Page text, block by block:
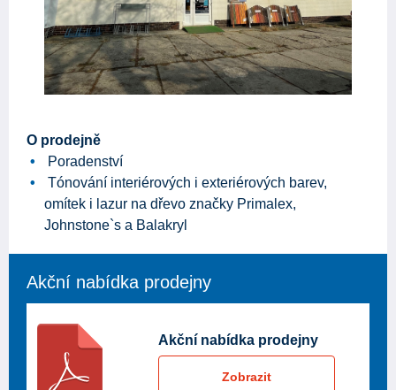
O prodejně
Poradenství
Tónování interiérových i exteriérových barev,
omítek i lazur na dřevo značky Primalex,
Johnstone`s a Balakryl
Akční nabídka prodejny
Akční nabídka prodejny
Zobrazit